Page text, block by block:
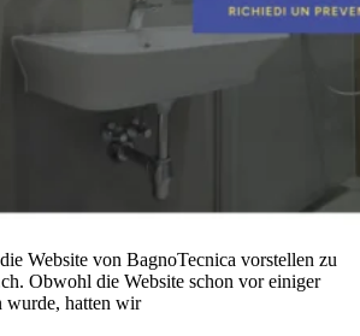
Website von BagnoTecnica vorstellen zu
Obwohl die Website schon vor einiger
wurde, hatten wir